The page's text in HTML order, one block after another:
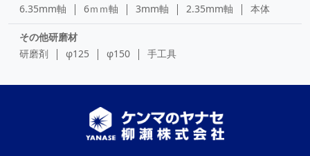
6.35mm軸
6ｍｍ軸 3mm軸 2.35mm軸 本体
その他研磨材
研磨剤
φ125 φ150 手工具